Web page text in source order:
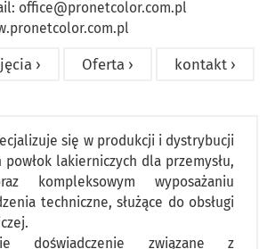
office@pronetcolor.com.pl
› Oferta › kontakt ›
się w produkcji i dystrybucji
lakierniczych dla przemysłu,
kompleksowym wyposażaniu
techniczne, służące do obsługi
doświadczenie związane z